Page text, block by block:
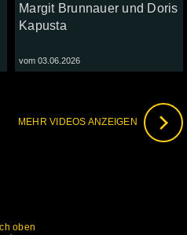
Margit Brunnauer und Doris
Kapusta
vom 03.06.2026
MEHR VIDEOS ANZEIGEN
oben